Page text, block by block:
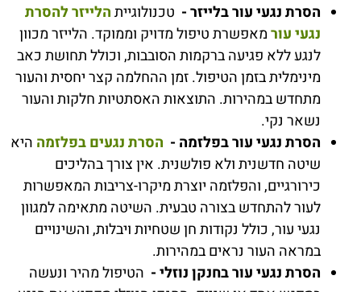
הסרת נגעי עור בלייזר - טכנולוגייתהלייזר להסרת
נגעי עורמאפשרת טיפול מדויק וממוקד. הלייזר מכוון
לנגע ללא פגיעה ברקמות הסובבות, וכולל תחושת כאב
מינימלית בזמן הטיפול. זמן ההחלמה קצר יחסית והעור
מתחדש במהירות. התוצאות האסתטיות חלקות והעור
נשאר נקי.
הסרת נגעי עור בפלזמה - הסרת נגעים בפלזמה היא
שיטה חדשנית ולא פולשנית. אין צורך בהליכים
כירורגיים, והפלזמה יוצרת מיקרו-צריבות המאפשרות
לעור להתחדש בצורה טבעית. השיטה מתאימה למגוון
נגעי עור, כולל נקודות חן שטחיות ויבלות, והשינויים
במראה העור נראים במהירות.
הסרת נגעי עור בחנקן נוזלי - הטיפול מהיר ונעשה